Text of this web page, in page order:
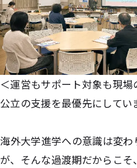
＜運営もサポート対象も現場
公立の支援を最優先にしてい
――海外大学進学への意識は変
が、そんな過渡期だからこ